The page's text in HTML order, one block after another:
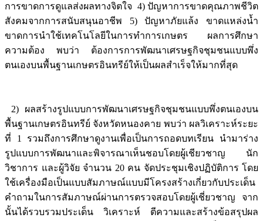
การขาดการดูแลส่งผลทางจิตใจ 4) ปัญหาการขาดคุณภาพชีวิต
สังคมจากการสนับสนุนอาชีพ 5) ปัญหาภัยแล้ง ขาดแหล่งน้ำ
ขาดการนำใช้เทคโนโลยีในการทำการเกษตร ผลการศึกษา
ความต้อง พบว่า ต้องการการพัฒนาเศรษฐกิจชุมชนแบบพึ่ง
ตนเองบนพื้นฐานเกษตรอินทรีย์ให้เป็นผลสำเร็จให้มากที่สุด
2) ผลสร้างรูปแบบการพัฒนาเศรษฐกิจชุมชนแบบพึ่งตนเองบน
พื้นฐานเกษตรอินทรีย์ จังหวัดหนองคาย พบว่า ผลวิเคราะห์ระยะ
ที่ 1 รวมถึงการศึกษาดูงานเพื่อเป็นการถอดบทเรียน นำมาร่าง
รูปแบบการพัฒนาและพิจารณาเห็นชอบโดยผู้เชียวชาญ นัก
วิชาการ และผู้วิจัย จำนวน 20 คน จัดประชุมเชิงปฏิบัติการ โดย
ใช้เครื่องมือเป็นแบบสัมภาษณ์แบบมีโครงสร้างเกี่ยวกับประเด็น
คำถามในการสัมภาษณ์ผ่านการตรวจสอบโดยผู้เชี่ยวชาญ จาก
นั้นได้รวบรวมประเด็น วิเคราะห์ ตีความและสร้างข้อสรุปผล